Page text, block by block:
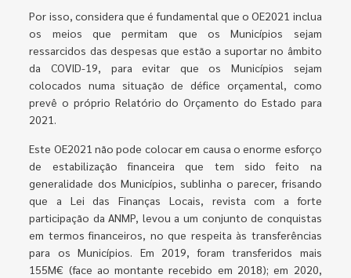
Por isso, considera que é fundamental que o OE2021 inclua
os meios que permitam que os Municípios sejam
ressarcidos das despesas que estão a suportar no âmbito
da COVID-19, para evitar que os Municípios sejam
colocados numa situação de défice orçamental, como
prevê o próprio Relatório do Orçamento do Estado para
2021.
Este OE2021 não pode colocar em causa o enorme esforço
de estabilização financeira que tem sido feito na
generalidade dos Municípios, sublinha o parecer, frisando
que a Lei das Finanças Locais, revista com a forte
participação da ANMP, levou a um conjunto de conquistas
em termos financeiros, no que respeita às transferências
para os Municípios. Em 2019, foram transferidos mais
155M€ (face ao montante recebido em 2018); em 2020,